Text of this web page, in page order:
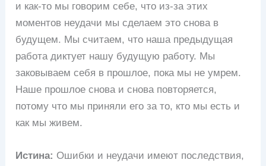
и как-то мы говорим себе, что из-за этих
моментов неудачи мы сделаем это снова в
будущем. Мы считаем, что наша предыдущая
работа диктует нашу будущую работу. Мы
заковываем себя в прошлое, пока мы не умрем.
Наше прошлое снова и снова повторяется,
потому что мы приняли его за то, кто мы есть и
как мы живем.
Истина: Ошибки и неудачи имеют последствия,